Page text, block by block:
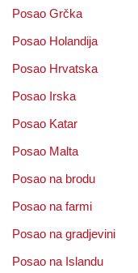
Posao Grčka
Posao Holandija
Posao Hrvatska
Posao Irska
Posao Katar
Posao Malta
Posao na brodu
Posao na farmi
Posao na gradjevini
Posao na Islandu